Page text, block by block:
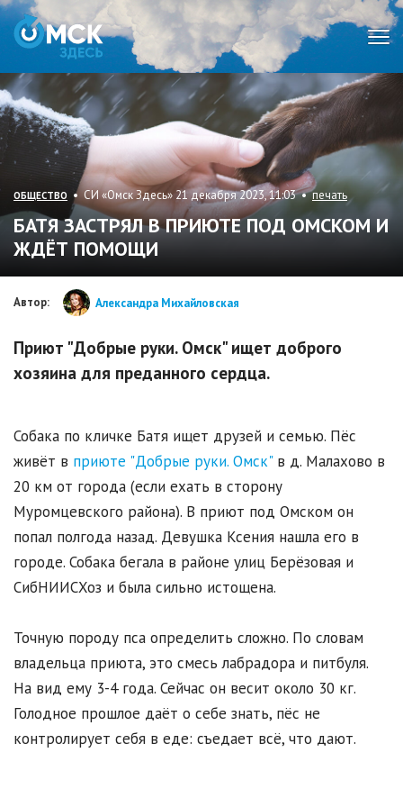
ОБЩЕСТВО • СИ «Омск Здесь» 21 декабря 2023, 11:03 •печать
БАТЯ ЗАСТРЯЛ В ПРИЮТЕ ПОД ОМСКОМ И
ЖДЁТ ПОМОЩИ
Автор: Александра Михайловская
Приют "Добрые руки. Омск" ищет доброго
хозяина для преданного сердца.
Собака по кличке Батя ищет друзей и семью. Пёс
живёт в приюте "Добрые руки. Омск"в д. Малахово в
20 км от города (если ехать в сторону
Муромцевского района). В приют под Омском он
попал полгода назад. Девушка Ксения нашла его в
городе. Собака бегала в районе улиц Берёзовая и
СибНИИСХоз и была сильно истощена.
Точную породу пса определить сложно. По словам
владельца приюта, это смесь лабрадора и питбуля.
На вид ему 3-4 года. Сейчас он весит около 30 кг.
Голодное прошлое даёт о себе знать, пёс не
контролирует себя в еде: съедает всё, что дают.